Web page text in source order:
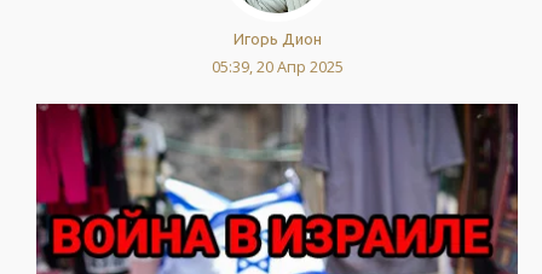
Игорь Дион
05:39, 20 Апр 2025